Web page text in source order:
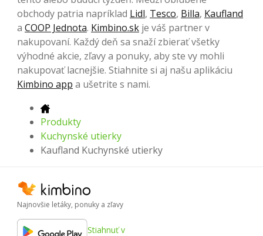
obchody patria napríklad Lidl, Tesco, Billa, Kaufland
a COOP Jednota. Kimbino.sk je váš partner v
nakupovaní. Každý deň sa snaží zbierať všetky
výhodné akcie, zľavy a ponuky, aby ste vy mohli
nakupovať lacnejšie. Stiahnite si aj našu aplikáciu
Kimbino app a ušetrite s nami.
Produkty
Kuchynské utierky
Kaufland Kuchynské utierky
Najnovšie letáky, ponuky a zľavy
Stiahnuť v